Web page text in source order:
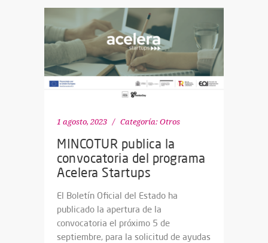
1 agosto, 2023 Categoría: Otros
MINCOTUR publica la
convocatoria del programa
Acelera Startups
El Boletín Oficial del Estado ha
publicado la apertura de la
convocatoria el próximo 5 de
septiembre, para la solicitud de ayudas